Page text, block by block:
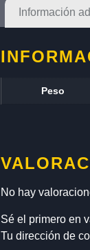
Información
Peso
No hay
Sé el primero en
Tu dirección de